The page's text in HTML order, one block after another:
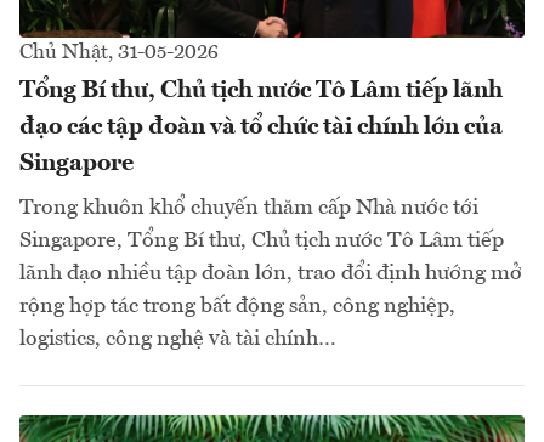
Chủ Nhật, 31-05-2026
Tổng Bí thư, Chủ tịch nước Tô Lâm tiếp lãnh
đạo các tập đoàn và tổ chức tài chính lớn của
Singapore
Trong khuôn khổ chuyến thăm cấp Nhà nước tới
Singapore, Tổng Bí thư, Chủ tịch nước Tô Lâm tiếp
lãnh đạo nhiều tập đoàn lớn, trao đổi định hướng mở
rộng hợp tác trong bất động sản, công nghiệp,
logistics, công nghệ và tài chính…